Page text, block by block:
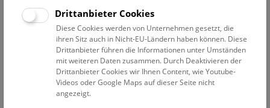
Drittanbieter Cookies
Diese Cookies werden von Unternehmen gesetzt, die
ihren Sitz auch in Nicht-EU-Ländern haben können. Diese
Drittanbieter führen die Informationen unter Umständen
mit weiteren Daten zusammen. Durch Deaktivieren der
Drittanbieter Cookies wir Ihnen Content, wie Youtube-
Videos oder Google Maps auf dieser Seite nicht
angezeigt.